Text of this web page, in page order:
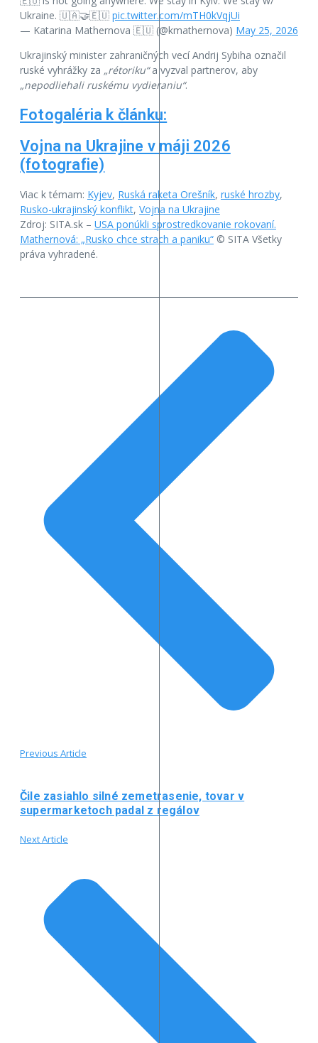
Ukraine. 🇺🇦🤝🇪🇺 pic.twitter.com/mTH0kVqjUi
— Katarina Mathernova 🇪🇺 (@kmathernova) May 25, 2026
Ukrajinský minister zahraničných vecí Andrij Sybiha označil
ruské vyhrážky za „rétoriku“a vyzval partnerov, aby
„nepodliehali ruskému vydieraniu“.
Fotogaléria k článku:
Vojna na Ukrajine v máji 2026
(fotografie)
Viac k témam: Kyjev, Ruská raketa Orešník, ruské hrozby,
Rusko-ukrajinský konflikt, Vojna na Ukrajine
Zdroj: SITA.sk – USA ponúkli sprostredkovanie rokovaní.
Mathernová: „Rusko chce strach a paniku“ © SITA Všetky
práva vyhradené.
Previous Article
Čile zasiahlo silné zemetrasenie, tovar v
supermarketoch padal z regálov
Next Article